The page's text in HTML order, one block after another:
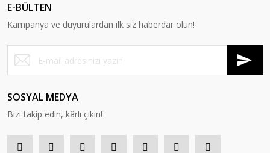
E-BÜLTEN
Kampanya ve duyurulardan ilk siz haberdar olun!
SOSYAL MEDYA
Bizi takip edin, kârlı çıkın!